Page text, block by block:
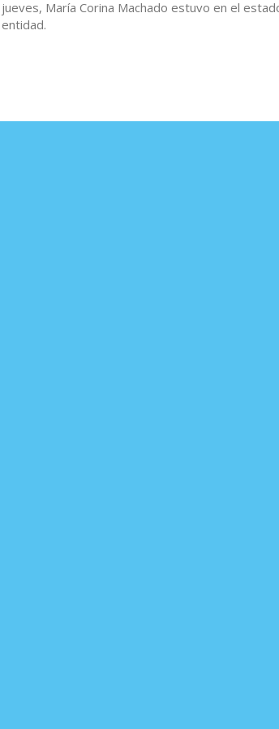
María Corina Machado estuvo en el